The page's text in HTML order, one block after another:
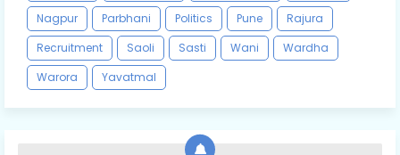
Nagpur
Parbhani Politics Pune
Rajura
Recruitment
Saoli Sasti Wani
Wardha
Warora
Yavatmal